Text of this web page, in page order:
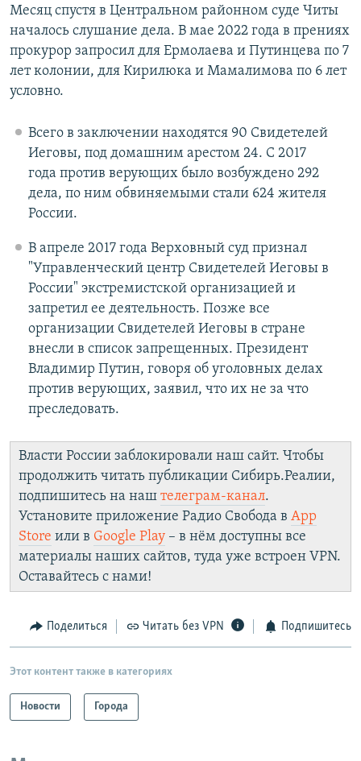
Месяц спустя в Центральном районном суде Читы
началось слушание дела. В мае 2022 года в прениях
прокурор запросил для Ермолаева и Путинцева по 7
лет колонии, для Кирилюка и Мамалимова по 6 лет
условно.
Всего в заключении находятся 90 Свидетелей
Иеговы, под домашним арестом 24. С 2017
года против верующих было возбуждено 292
дела, по ним обвиняемыми стали 624 жителя
России.
В апреле 2017 года Верховный суд признал
"Управленческий центр Свидетелей Иеговы в
России" экстремистской организацией и
запретил ее деятельность. Позже все
организации Свидетелей Иеговы в стране
внесли в список запрещенных. Президент
Владимир Путин, говоря об уголовных делах
против верующих, заявил, что их не за что
преследовать.
Власти России заблокировали наш сайт. Чтобы
продолжить читать публикации Сибирь.Реалии,
подпишитесь на наш телеграм-канал.
Установите приложение Радио Свобода в App
Store или в Google Play – в нём доступны все
материалы наших сайтов, туда уже встроен VPN.
Оставайтесь с нами!
Поделиться Читать без VPN Подпишитесь
Этот контент также в категориях
Новости Города